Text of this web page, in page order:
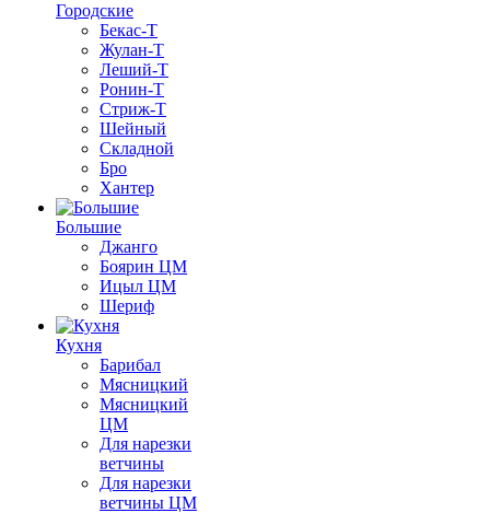
Городские
Бекас-Т
Жулан-Т
Леший-Т
Ронин-Т
Стриж-Т
Шейный
Складной
Бро
Хантер
Большие
Джанго
Боярин ЦМ
Ицыл ЦМ
Шериф
Кухня
Барибал
Мясницкий
Мясницкий
ЦМ
Для нарезки
ветчины
Для нарезки
ветчины ЦМ